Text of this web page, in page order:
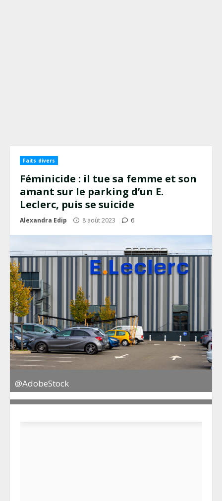
Faits divers
Féminicide : il tue sa femme et son
amant sur le parking d’un E.
Leclerc, puis se suicide
Alexandra Edip 8 août 2023 6
@AdobeStock